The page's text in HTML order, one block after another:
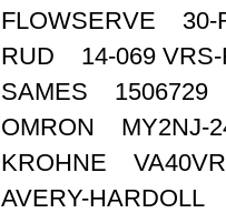
FLOWSERVE 30-
RUD 14-069 VRS-
SAMES 1506729
OMRON MY2NJ-
KROHNE
AVERY-HARDOLL